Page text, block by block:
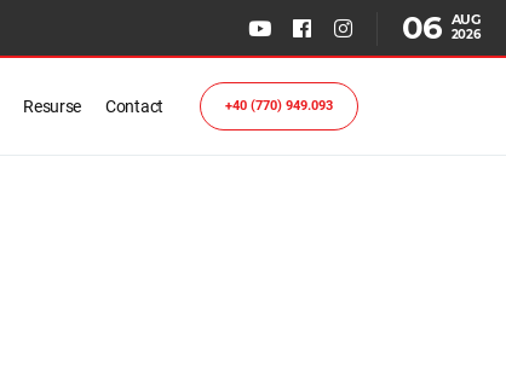
06 AUG
2026
Resurse Contact +40 (770) 949.093